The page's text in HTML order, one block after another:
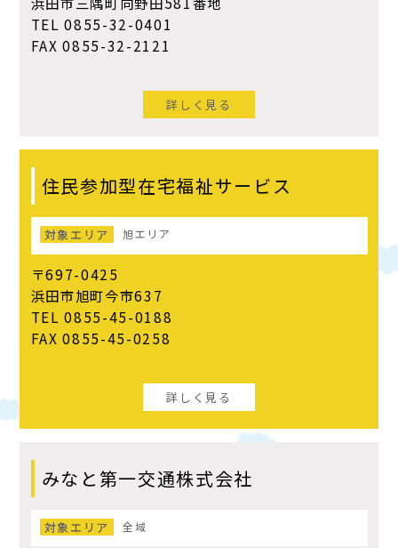
TEL 0855-32-0401
FAX 0855-32-2121
詳しく見る
住民参加型在宅福祉サービス
対象エリア 旭エリア
〒697-0425
浜田市旭町今市637
TEL 0855-45-0188
FAX 0855-45-0258
詳しく見る
みなと第一交通株式会社
対象エリア 全域